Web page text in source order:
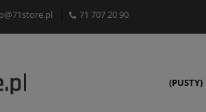
71 707 20 90
(PUSTY)